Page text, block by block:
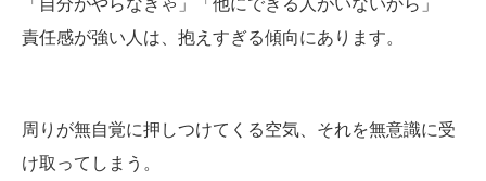
責任感が強い人は、抱えすぎる傾向にあります。
周りが無自覚に押しつけてくる空気、それを無意識に受
け取ってしまう。